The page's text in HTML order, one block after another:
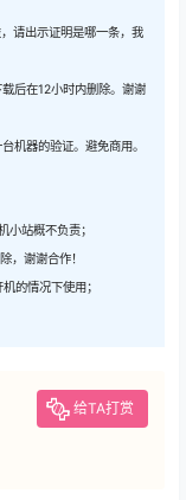
请出示证明是哪一条，我
后在12小时内删除。谢谢
机器的验证。避免商用。
站概不负责；
，谢谢合作！
的情况下使用；
给TA打赏